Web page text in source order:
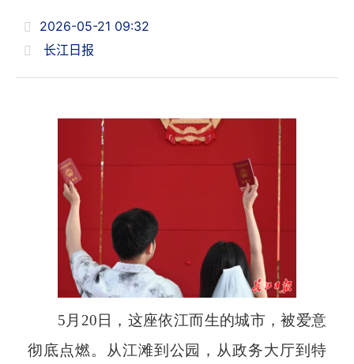
2026-05-21 09:32
长江日报
5月20日，这座依江而生的城市，被爱意
彻底点燃。从江滩到公园，从政务大厅到特